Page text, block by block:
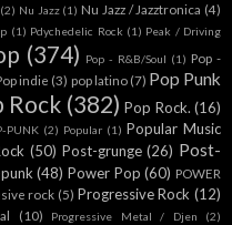
(2) Nu Jazz (1) Nu Jazz / Jazztronica (4)
(1) Pdychedelic Rock (1) Peak / Driving
(374) Pop - R&B/Soul (1) Pop -
indie (3) pop latino (7) Pop Punk
Rock (382) Pop Rock. (16)
PUNK (2) Popular (1) Popular Music
(50) Post-grunge (26) Post-
(48) Power Pop (60) POWER
rock (5) Progressive Rock (12)
(10) Progressive Metal / Djen (2)